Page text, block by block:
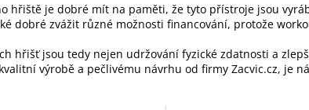
hřiště je dobré mít na paměti, že tyto přístroje jsou
dobré zvážit různé možnosti financování, protože
hřišť jsou tedy nejen udržování fyzické zdatnosti a
výrobě a pečlivému návrhu od firmy Zacvic.cz,